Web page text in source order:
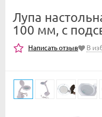
Лупа
100 мм, с
Написать отзыв В